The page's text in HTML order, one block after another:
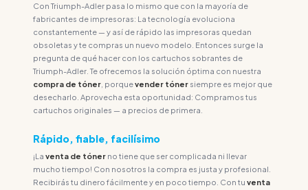
Con Triumph-Adler pasa lo mismo que con la mayoría de
fabricantes de impresoras: La tecnología evoluciona
constantemente — y así de rápido las impresoras quedan
obsoletas y te compras un nuevo modelo. Entonces surge la
pregunta de qué hacer con los cartuchos sobrantes de
Triumph-Adler. Te ofrecemos la solución óptima con nuestra
compra de tóner , porquevender tóner siempre es mejor que
desecharlo. Aprovecha esta oportunidad: Compramos tus
cartuchos originales — a precios de primera.
Rápido, fiable, facilísimo
¡La venta de tóner no tiene que ser complicada ni llevar
mucho tiempo! Con nosotros la compra es justa y profesional.
Recibirás tu dinero fácilmente y en poco tiempo. Con tu venta